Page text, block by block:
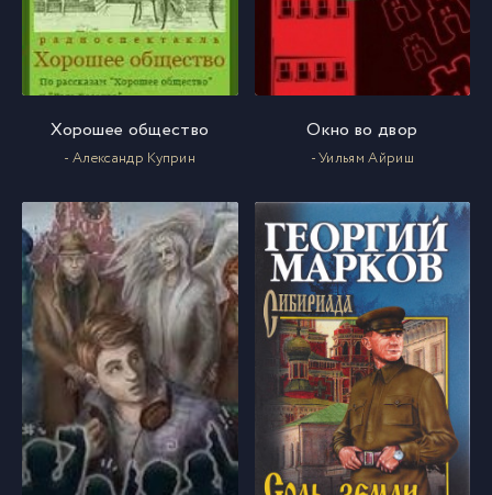
Хорошее общество
- Александр Куприн
Окно во двор
- Уильям Айриш